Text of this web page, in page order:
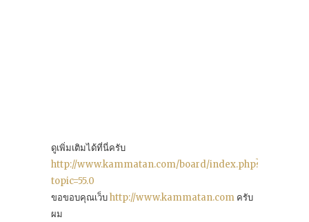
ดูเพิ่มเติมได้ที่นี่ครับ
http://www.kammatan.com/board/index.php?
topic=55.0
ขอขอบคุณเว็บhttp://www.kammatan.com ครับ
ผม